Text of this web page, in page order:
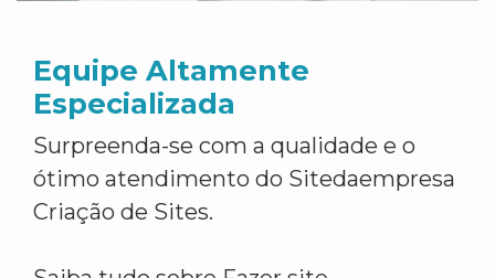
Equipe Altamente
Especializada
Surpreenda-se com a qualidade e o
ótimo atendimento do Sitedaempresa
Criação de Sites.